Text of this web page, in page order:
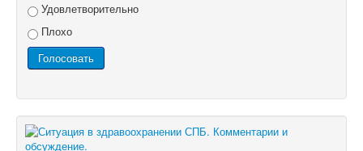
Удовлетворительно
Плохо